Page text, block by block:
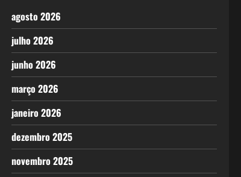
agosto 2026
julho 2026
junho 2026
março 2026
janeiro 2026
dezembro 2025
novembro 2025